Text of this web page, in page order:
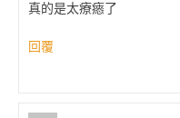
真的是太療瘱了
回覆